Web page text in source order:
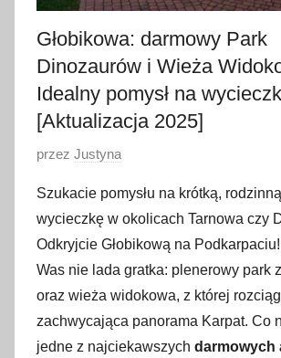
Głobikowa: darmowy Park
Dinozaurów i Wieża
Idealny pomysł na
[Aktualizacja 2025]
O
u
b
l
i
k
o
w
przez Justyna
Szukacie pomysłu na krótką,
wycieczkę w okolicach Tarnowa czy
Odkryjcie Głobikową na
Was nie lada gratka: plenerowy park
oraz wieża widokowa, z której
zachwycająca panorama Karpat. Co
jedne z najciekawszych darmowych